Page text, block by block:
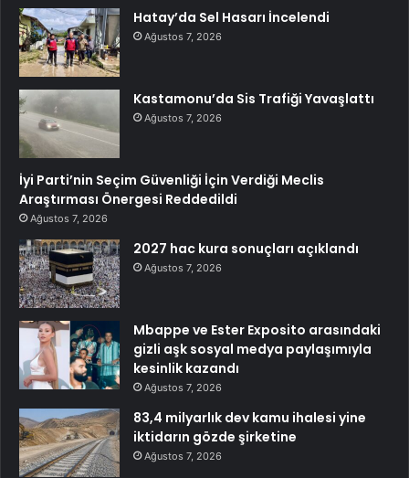
Hatay’da Sel Hasarı İncelendi
Ağustos 7, 2026
Kastamonu’da Sis Trafiği Yavaşlattı
Ağustos 7, 2026
İyi Parti’nin Seçim Güvenliği İçin Verdiği Meclis
Araştırması Önergesi Reddedildi
Ağustos 7, 2026
2027 hac kura sonuçları açıklandı
Ağustos 7, 2026
Mbappe ve Ester Exposito arasındaki
gizli aşk sosyal medya paylaşımıyla
kesinlik kazandı
Ağustos 7, 2026
83,4 milyarlık dev kamu ihalesi yine
iktidarın gözde şirketine
Ağustos 7, 2026